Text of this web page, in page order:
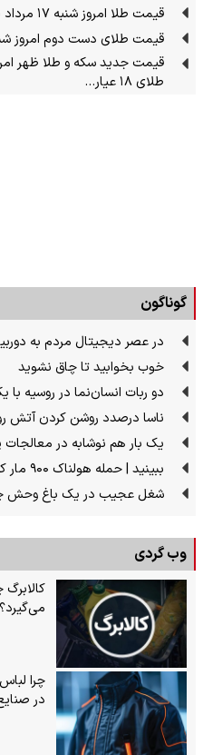
قیمت طلا امروز شنبه ۱۷ مرداد ۱۴۰۵ / طلای ۱۸ عیار گران شد
قیمت طلای دست دوم امروز شنبه ۱۷ مرداد
طلای ۱۸ عیار…
گوناگون
در عصر دیجیتال مردم به
خوب بخوابید تا چاق نشوید
دو ربات انسان‌نما در روسیه با
ناسا درصدد روشن کردن آتش
یک بار هم نوشابه در معالجات
ببینید | حمله هولناک ۹۰۰ مار کبرای قاتل به ساکنان مردم چین
شغل عجیب در یک باغ وحش
وب گردی
می‌گیرد؟
چرا
در